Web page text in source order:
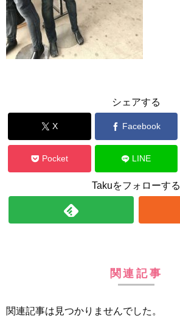
シェアする
X Facebook
Pocket LINE
Takuをフォローする
関連記事
関連記事は見つかりませんでした。